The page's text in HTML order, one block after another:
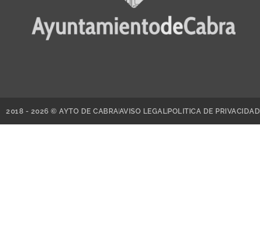
2018 - 2026 © AYTO DE CABRAAVISO LEGAL POLITICA DE PRIVACIDAD